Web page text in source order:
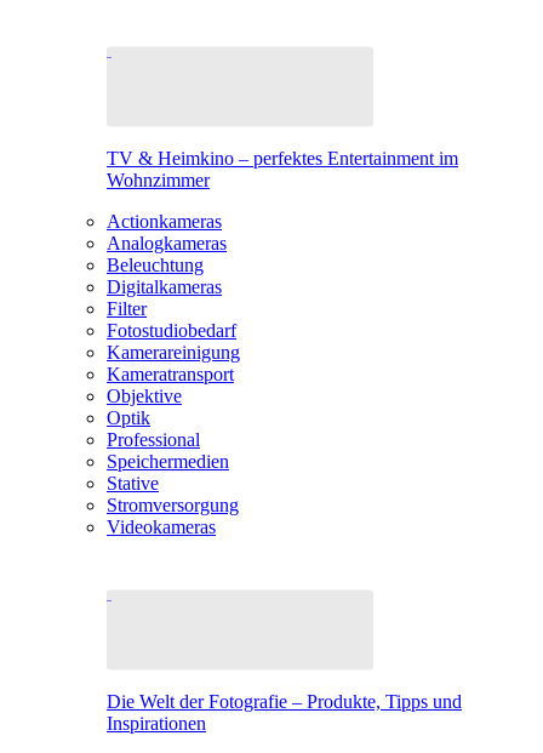
TV & Heimkino – perfektes Entertainment im
Wohnzimmer
Actionkameras
Analogkameras
Beleuchtung
Digitalkameras
Filter
Fotostudiobedarf
Kamerareinigung
Kameratransport
Objektive
Optik
Professional
Speichermedien
Stative
Stromversorgung
Videokameras
Die Welt der Fotografie – Produkte, Tipps und
Inspirationen